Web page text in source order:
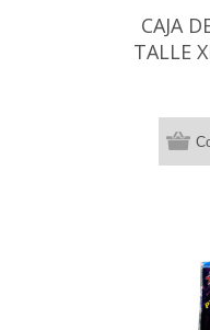
CAJA
TALLE